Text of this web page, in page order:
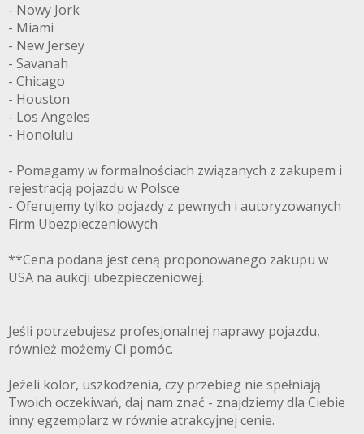
- Nowy Jork
- Miami
- New Jersey
- Savanah
- Chicago
- Houston
- Los Angeles
- Honolulu
- Pomagamy w formalnościach związanych z zakupem i
rejestracją pojazdu w Polsce
- Oferujemy tylko pojazdy z pewnych i autoryzowanych
Firm Ubezpieczeniowych
**Cena podana jest ceną proponowanego zakupu w
USA na aukcji ubezpieczeniowej.
Jeśli potrzebujesz profesjonalnej naprawy pojazdu,
również możemy Ci pomóc.
Jeżeli kolor, uszkodzenia, czy przebieg nie spełniają
Twoich oczekiwań, daj nam znać - znajdziemy dla Ciebie
inny egzemplarz w równie atrakcyjnej cenie.